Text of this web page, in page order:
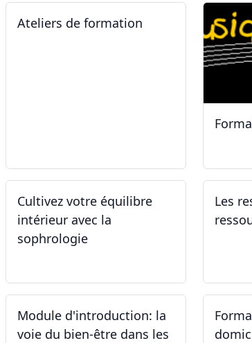
Ateliers de formation
Cultivez votre équilibre
intérieur avec la
sophrologie
Les
Module d'introduction: la
voie du bien-être dans les